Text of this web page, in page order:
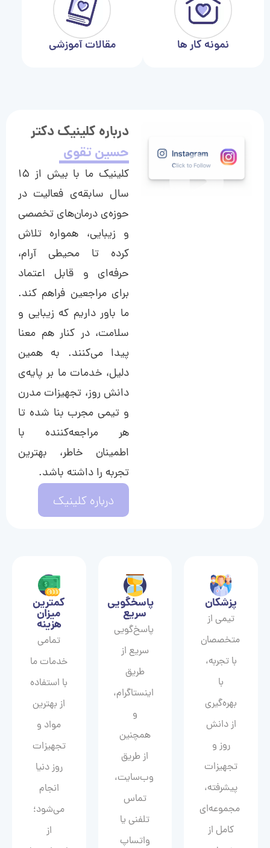
نمونه کار ها مقالات آموزشی
درباره کلینیک دکتر
حسین تقوی
کلینیک ما با بیش از ۱۵
سال سابقه‌ی فعالیت در
حوزه‌ی درمان‌های تخصصی
و زیبایی، همواره تلاش
کرده تا محیطی آرام،
حرفه‌ای و قابل اعتماد
برای مراجعین فراهم کند.
ما باور داریم که زیبایی و
سلامت، در کنار هم معنا
پیدا می‌کنند. به همین
دلیل، خدمات ما بر پایه‌ی
دانش روز، تجهیزات مدرن
و تیمی مجرب بنا شده تا
هر مراجعه‌کننده با
اطمینان خاطر، بهترین
تجربه را داشته باشد.
درباره کلینیک
پزشکان
تیمی از
متخصصان
با تجربه،
با
بهره‌گیری
از دانش
روز و
تجهیزات
پیشرفته،
مجموعه‌ای
کامل از
پاسخگویی
سریع
پاسخ‌گویی
سریع از
طریق
اینستاگرام،
و
همچنین
از طریق
وب‌سایت،
تماس
تلفنی یا
واتساپ
کمترین
میزان
هزینه
تمامی
خدمات ما
با استفاده
از بهترین
مواد و
تجهیزات
روز دنیا
انجام
می‌شود؛
از